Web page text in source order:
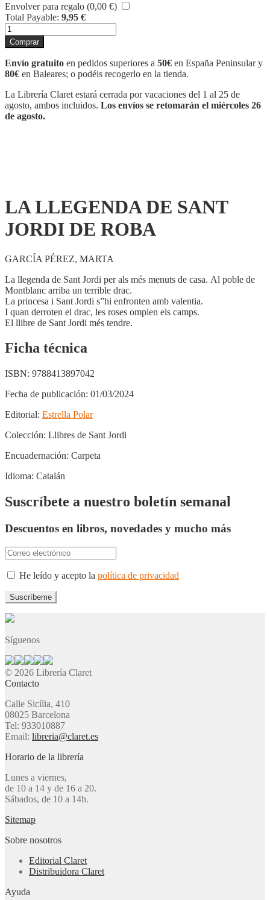
Envolver para regalo (0,00 €)
Total Payable: 9,95 €
LA
LLEGENDA
DE
SANT
JORDI
ROBA
cantidad
Comprar
Envío gratuito en pedidos superiores a 50€ en España Peninsular y
80€ en Baleares; o podéis recogerlo en la tienda.
La Librería Claret estará cerrada por vacaciones del 1 al 25 de
agosto, ambos incluidos. Los envíos se retomarán el miércoles 26
de agosto.
LA LLEGENDA DE SANT
JORDI DE ROBA
GARCÍA PÉREZ, MARTA
La llegenda de Sant Jordi per als més menuts de casa. Al poble de
Montblanc arriba un terrible drac.
La princesa i Sant Jordi s”hi enfronten amb valentia.
I quan derroten el drac, les roses omplen els camps.
El llibre de Sant Jordi més tendre.
Ficha técnica
ISBN: 9788413897042
Fecha de publicación: 01/03/2024
Editorial: Estrella Polar
Colección: Llibres de Sant Jordi
Encuadernación: Carpeta
Idioma: Catalán
Suscríbete a nuestro boletín semanal
Descuentos en libros, novedades y mucho más
He leído y acepto la política de privacidad
Síguenos
© 2026 Librería Claret
Contacto
Calle Sicília, 410
08025 Barcelona
Tel: 933010887
Email: libreria@claret.es
Horario de la librería
Lunes a viernes,
de 10 a 14 y de 16 a 20.
Sábados, de 10 a 14h.
Sitemap
Sobre nosotros
Editorial Claret
Distribuidora Claret
Ayuda